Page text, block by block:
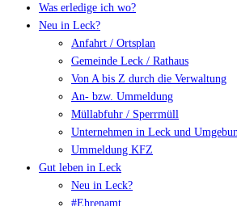
Was erledige ich wo?
Neu in Leck?
Anfahrt / Ortsplan
Gemeinde Leck / Rathaus
Von A bis Z durch die Verwaltung
An- bzw. Ummeldung
Müllabfuhr / Sperrmüll
Unternehmen in Leck und
Ummeldung KFZ
Gut leben in Leck
Neu in Leck?
#Ehrenamt